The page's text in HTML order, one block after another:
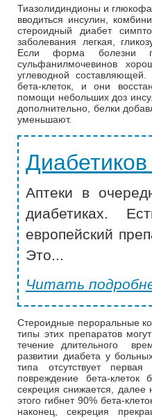
Тиазолидиндионы и
вводиться инсулин,
стероидный диабет
заболевания легкая,
Если форма болезни
сульфанилмочевинов
углеводной
бета-клеток, и они
помощи небольших доз
дополнительно, белки
уменьшают.
Аптеки в
диабетиках.
европейский
Это...
Читать
Стероидные пероральные
типы этих препаратов
течение длительного
развитии диабета у
типа отсутствует
повреждение бета-клеток
секреция снижается, далее
этого гибнет 90% бета-
наконец, секреция